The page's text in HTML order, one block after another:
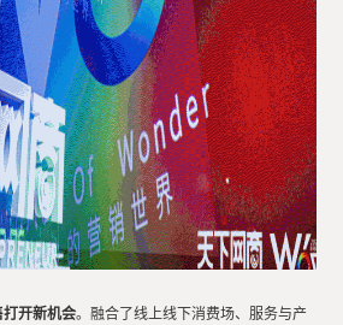
打开新机会。融合了线上线下消费场、服务与产